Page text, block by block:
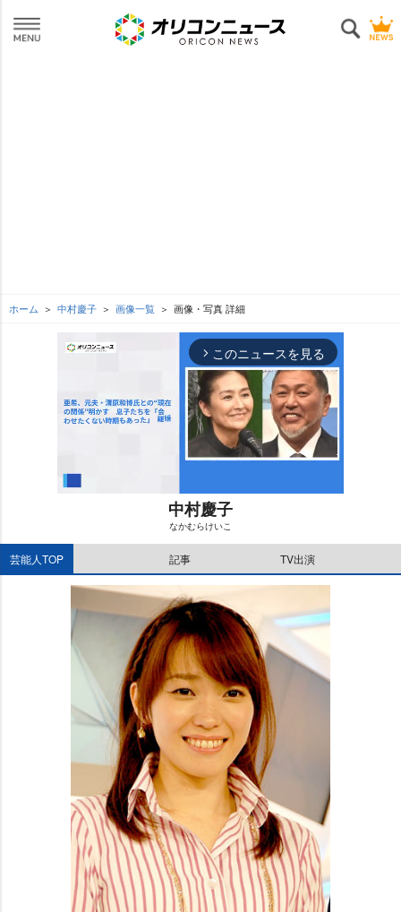
ホーム 中村慶子 画像一覧 画像・写真 詳細
arrow_forward_ios このニュースを見る
M
u
t
中村慶子
なかむらけいこ
芸能人TOP 記事 TV出演